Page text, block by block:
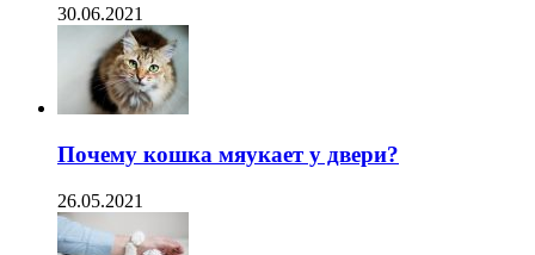
30.06.2021
Почему кошка мяукает у двери?
26.05.2021